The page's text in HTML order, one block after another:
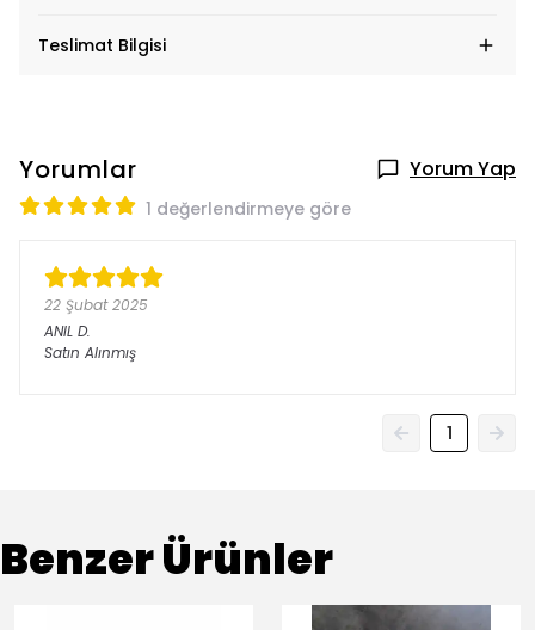
Teslimat Bilgisi
Yorumlar Yorum Yap
1 değerlendirmeye göre
22 Şubat 2025
ANIL D.
Satın Alınmış
1
Benzer Ürünler